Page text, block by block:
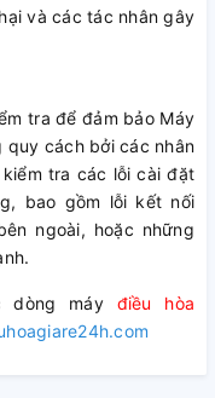
và các tác nhân gây
tra để đảm bảo Máy
quy cách bởi các nhân
tra các lỗi cài đặt
bao gồm lỗi kết nối
ngoài, hoặc những
dòng máy điều hòa